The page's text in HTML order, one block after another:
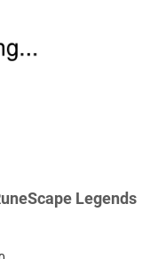
Legends